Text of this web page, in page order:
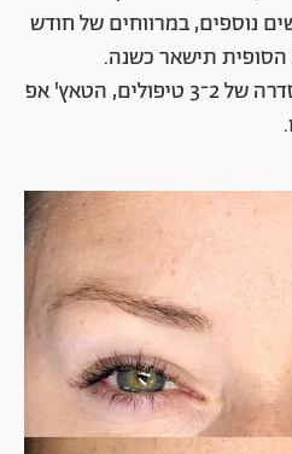
נוספים, במרווחים של חודש
תישאר כשנה.
2,500־3,000 ש"ח לסדרה של 2־3 טיפולים, הטאץ' אפ